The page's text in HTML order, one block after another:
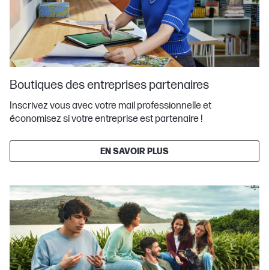
Boutiques des entreprises partenaires
Inscrivez vous avec votre mail professionnelle et
économisez si votre entreprise est partenaire !
EN SAVOIR PLUS